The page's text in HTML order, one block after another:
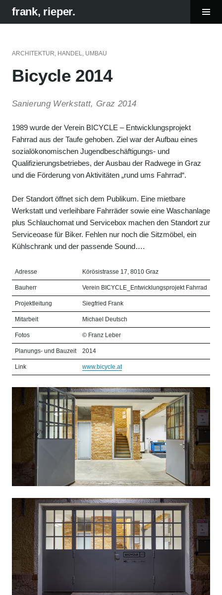
frank, rieper.
contentARCHITEKTUR, HANDEL, UMBAU
Bicycle 2014
Sanierung Werkstatt, Graz 2014
1989 wurde der Verein BICYCLE – Entwicklungsprojekt
Fahrrad aus der Taufe gehoben. Ziel war der Aufbau eines
sozialökonomischen Jugendbeschäftigungs- und
Qualifizierungsbetriebes, der Ausbau der Radwege in Graz
und die Förderung von Aktivitäten „rund ums Fahrrad“.
Der Standort öffnet sich dem Publikum. Eine mietbare
Werkstatt und verleihbare Fahrräder sowie eine Waschanlage
plus Schlauchomat und Servicebox machen den Standort zur
Serviceoase für Biker. Fehlen nur noch die Sitzmöbel, ein
Kühlschrank und der passende Sound….
Adresse Körösistrasse 17, 8010 Graz
Bauherr Verein BICYCLE_Entwicklungsprojekt Fahrrad
Projektleitung Siegfried Frank
Mitarbeit Michael Deutsch
Fotos © Franz Leber
Planungs- und Bauzeit 2014
Link www.bicycle.at